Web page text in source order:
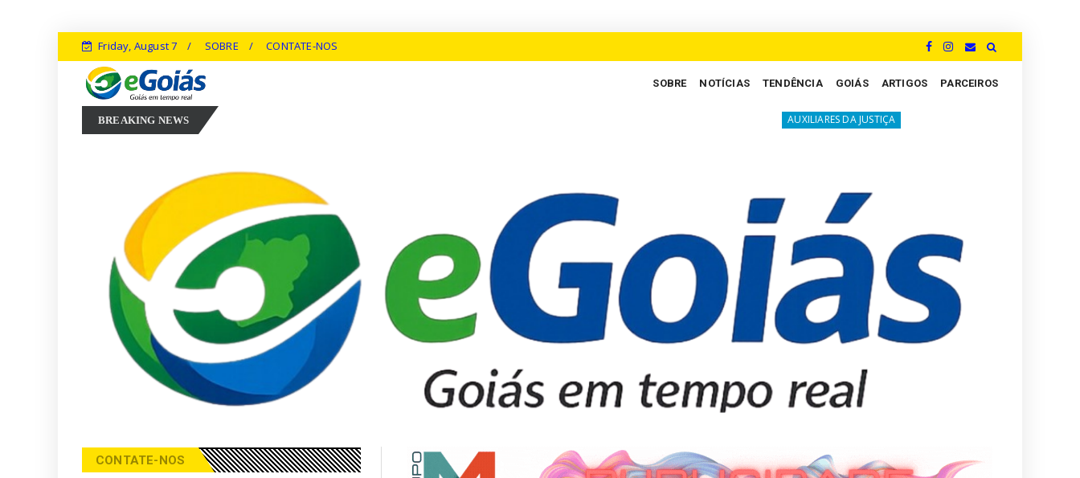
Friday, August 7 SOBRE CONTATE-NOS
SOBRE NOTÍCIAS TENDÊNCIA GOIÁS ARTIGOS PARCEIROS
BREAKING NEWS
Marconi Perillo aposta em experiência, inovação e geração de empregos para defender novo ciclo de crescimento em Goiás AUXILIARES DA JUSTIÇA A luta silenciosa dos Peritos: um grito por justiça
CONTATE-NOS